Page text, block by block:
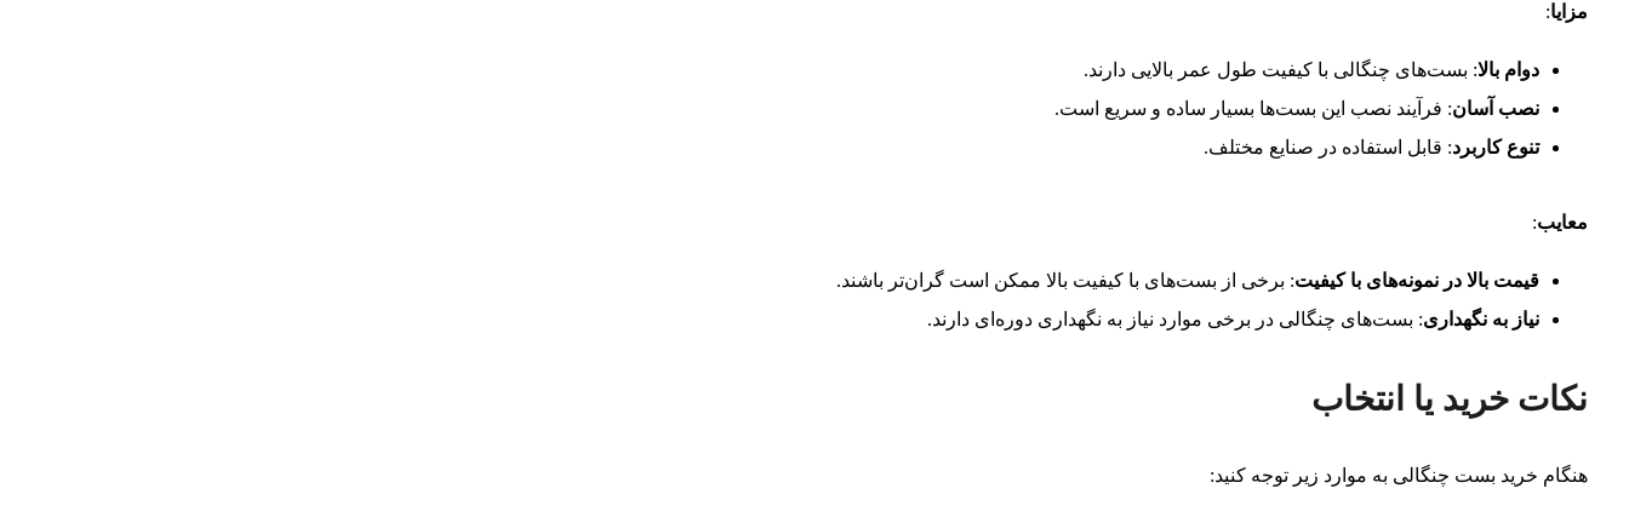
مزایا:
دوام بالا: بست‌های چنگالی با کیفیت طول عمر بالایی دارند.
نصب آسان: فرآیند نصب این بست‌ها بسیار ساده و سریع است.
تنوع کاربرد: قابل استفاده در صنایع مختلف.
معایب:
قیمت بالا در نمونه‌های با کیفیت: برخی از بست‌های با کیفیت بالا ممکن است گران‌تر باشند.
نیاز به نگهداری: بست‌های چنگالی در برخی موارد نیاز به نگهداری دوره‌ای دارند.
نکات خرید یا انتخاب
هنگام خرید بست چنگالی به موارد زیر توجه کنید: